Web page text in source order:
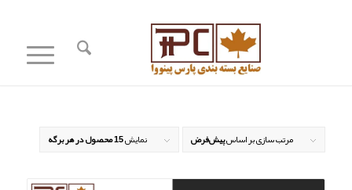
مرتب سازی بر اساسپیش‌فرض نمایش15 محصول در هر برگه